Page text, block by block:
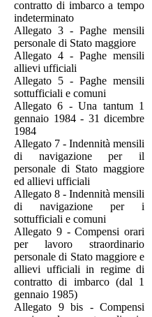
contratto di imbarco a tempo
indeterminato
Allegato 3 - Paghe mensili
personale di Stato maggiore
Allegato 4 - Paghe mensili
allievi ufficiali
Allegato 5 - Paghe mensili
sottufficiali e comuni
Allegato 6 - Una tantum 1
gennaio 1984 - 31 dicembre
1984
Allegato 7 - Indennità mensili
di navigazione per il
personale di Stato maggiore
ed allievi ufficiali
Allegato 8 - Indennità mensili
di navigazione per i
sottufficiali e comuni
Allegato 9 - Compensi orari
per lavoro straordinario
personale di Stato maggiore e
allievi ufficiali in regime di
contratto di imbarco (dal 1
gennaio 1985)
Allegato 9 bis - Compensi